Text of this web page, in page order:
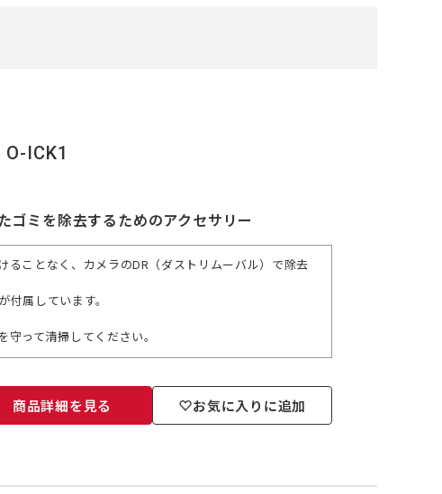
ICK1
ゴミを除去するためのアクセサリー
ことなく、カメラのDR（ダストリムーバル）で除去
付属しています。
って清掃してください。
商品詳細を見る お気に入りに追加